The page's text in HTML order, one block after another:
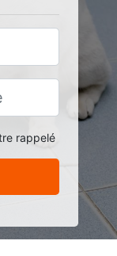
rappelé